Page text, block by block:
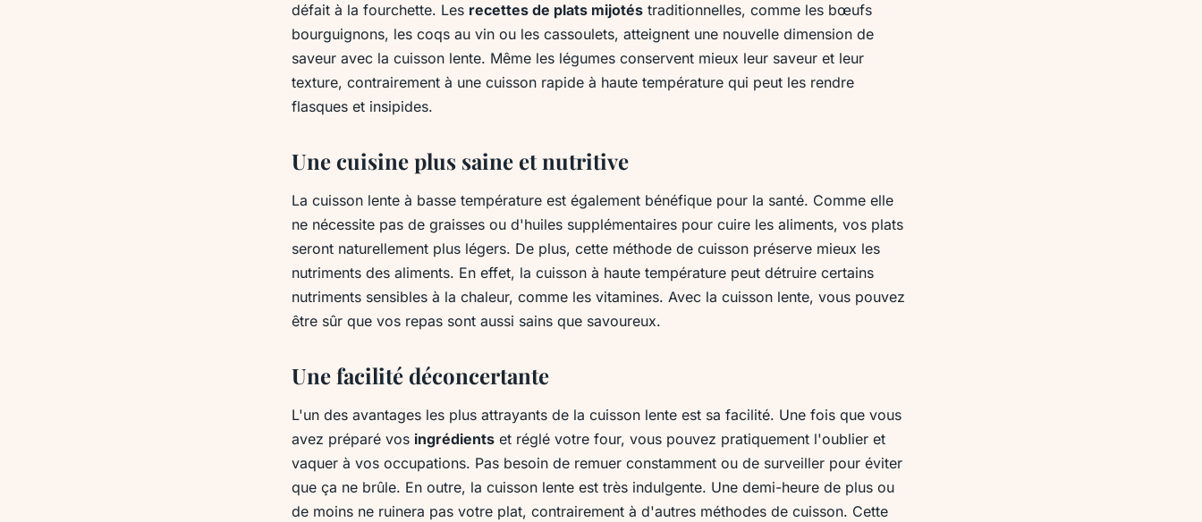
défait à la fourchette. Les recettes de plats mijotés traditionnelles, comme les bœufs
bourguignons, les coqs au vin ou les cassoulets, atteignent une nouvelle dimension de
saveur avec la cuisson lente. Même les légumes conservent mieux leur saveur et leur
texture, contrairement à une cuisson rapide à haute température qui peut les rendre
flasques et insipides.
Une cuisine plus saine et nutritive
La cuisson lente à basse température est également bénéfique pour la santé. Comme elle
ne nécessite pas de graisses ou d'huiles supplémentaires pour cuire les aliments, vos plats
seront naturellement plus légers. De plus, cette méthode de cuisson préserve mieux les
nutriments des aliments. En effet, la cuisson à haute température peut détruire certains
nutriments sensibles à la chaleur, comme les vitamines. Avec la cuisson lente, vous pouvez
être sûr que vos repas sont aussi sains que savoureux.
Une facilité déconcertante
L'un des avantages les plus attrayants de la cuisson lente est sa facilité. Une fois que vous
avez préparé vos ingrédients et réglé votre four, vous pouvez pratiquement l'oublier et
vaquer à vos occupations. Pas besoin de remuer constamment ou de surveiller pour éviter
que ça ne brûle. En outre, la cuisson lente est très indulgente. Une demi-heure de plus ou
de moins ne ruinera pas votre plat, contrairement à d'autres méthodes de cuisson. Cette